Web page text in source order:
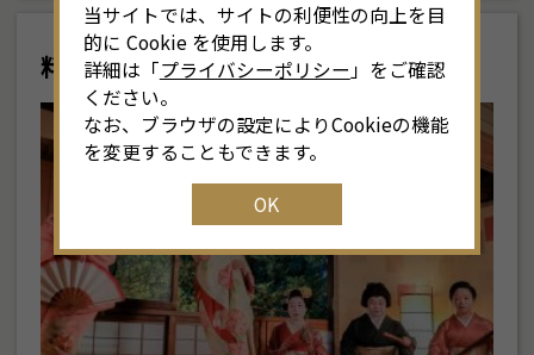
料亭と芸者
当サイトでは、サイトの利便性の向上を目
的に Cookie を使用します。
詳細は「プライバシーポリシー 」をご確認
ください。
なお、ブラウザの設定によりCookieの機能
を変更することもできます。
OK